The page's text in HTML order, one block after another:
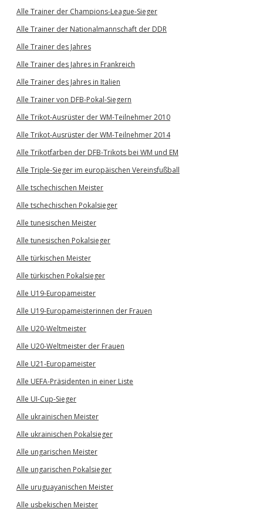
Alle Trainer der Champions-League-Sieger
Alle Trainer der Nationalmannschaft der DDR
Alle Trainer des Jahres
Alle Trainer des Jahres in Frankreich
Alle Trainer des Jahres in Italien
Alle Trainer von DFB-Pokal-Siegern
Alle Trikot-Ausrüster der WM-Teilnehmer 2010
Alle Trikot-Ausrüster der WM-Teilnehmer 2014
Alle Trikotfarben der DFB-Trikots bei WM und EM
Alle Triple-Sieger im europäischen Vereinsfußball
Alle tschechischen Meister
Alle tschechischen Pokalsieger
Alle tunesischen Meister
Alle tunesischen Pokalsieger
Alle türkischen Meister
Alle türkischen Pokalsieger
Alle U19-Europameister
Alle U19-Europameisterinnen der Frauen
Alle U20-Weltmeister
Alle U20-Weltmeister der Frauen
Alle U21-Europameister
Alle UEFA-Präsidenten in einer Liste
Alle UI-Cup-Sieger
Alle ukrainischen Meister
Alle ukrainischen Pokalsieger
Alle ungarischen Meister
Alle ungarischen Pokalsieger
Alle uruguayanischen Meister
Alle usbekischen Meister